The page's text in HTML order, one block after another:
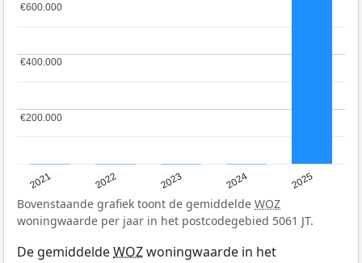
2021 2022 2023 2024 2025
€200.000
€200.000
€400.000
€400.000
€600.000
€600.000
Bovenstaande grafiek toont de gemiddelde WOZ
woningwaarde per jaar in het postcodegebied 5061 JT.
De gemiddeldeWOZwoningwaarde in het